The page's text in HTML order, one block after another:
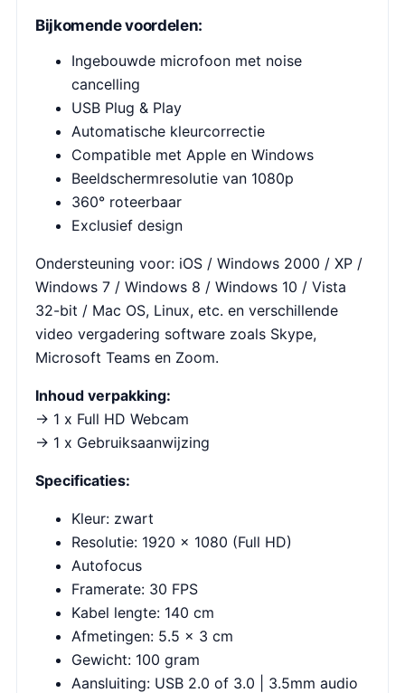
Bijkomende voordelen:
Ingebouwde microfoon met noise
cancelling
USB Plug & Play
Automatische kleurcorrectie
Compatible met Apple en Windows
Beeldschermresolutie van 1080p
360° roteerbaar
Exclusief design
Ondersteuning voor: iOS / Windows 2000 / XP /
Windows 7 / Windows 8 / Windows 10 / Vista
32-bit / Mac OS, Linux, etc. en verschillende
video vergadering software zoals Skype,
Microsoft Teams en Zoom.
Inhoud verpakking:
→ 1 x Full HD Webcam
→ 1 x Gebruiksaanwijzing
Specificaties:
Kleur: zwart
Resolutie: 1920 x 1080 (Full HD)
Autofocus
Framerate: 30 FPS
Kabel lengte: 140 cm
Afmetingen: 5.5 x 3 cm
Gewicht: 100 gram
Aansluiting: USB 2.0 of 3.0 | 3.5mm audio